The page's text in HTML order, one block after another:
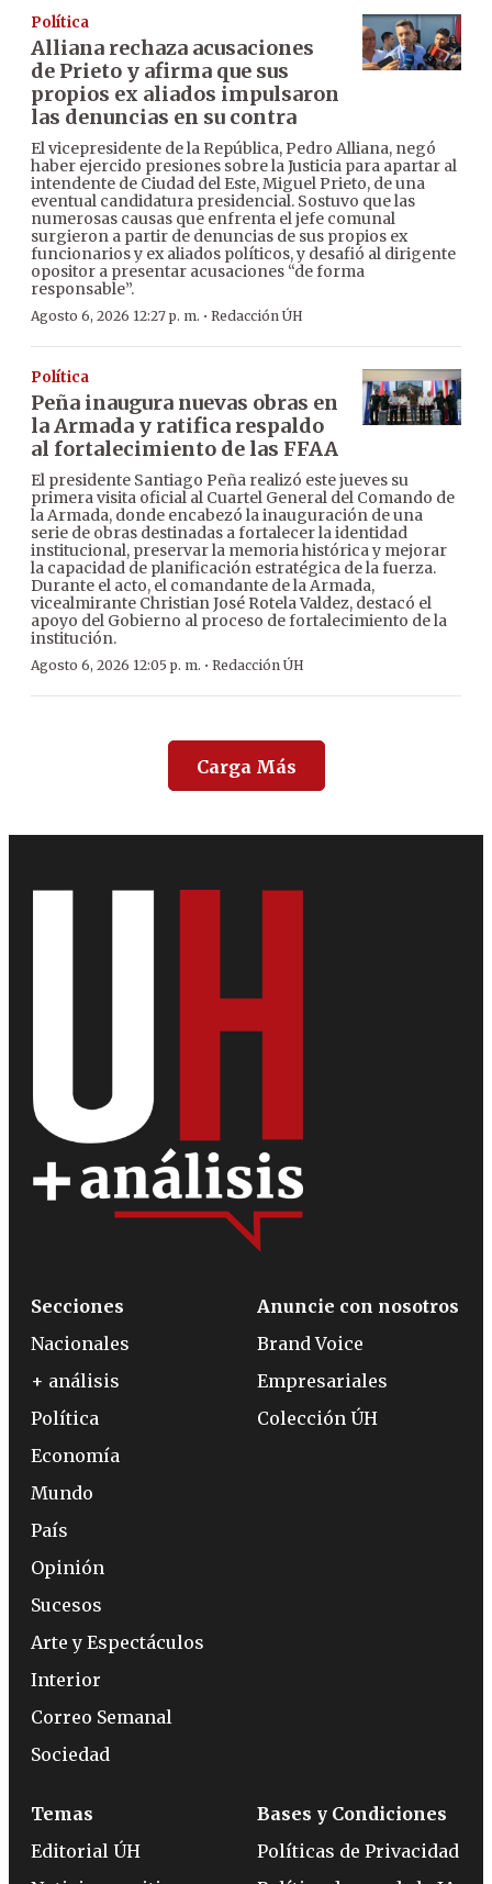
Política
Alliana rechaza acusaciones
de Prieto y afirma que sus
propios ex aliados impulsaron
las denuncias en su contra
El vicepresidente de la República, Pedro Alliana, negó
haber ejercido presiones sobre la Justicia para apartar al
intendente de Ciudad del Este, Miguel Prieto, de una
eventual candidatura presidencial. Sostuvo que las
numerosas causas que enfrenta el jefe comunal
surgieron a partir de denuncias de sus propios ex
funcionarios y ex aliados políticos, y desafió al dirigente
opositor a presentar acusaciones “de forma
responsable”.
Agosto 6, 2026 12:27 p. m. · Redacción ÚH
Política
Peña inaugura nuevas obras en
la Armada y ratifica respaldo
al fortalecimiento de las FFAA
El presidente Santiago Peña realizó este jueves su
primera visita oficial al Cuartel General del Comando de
la Armada, donde encabezó la inauguración de una
serie de obras destinadas a fortalecer la identidad
institucional, preservar la memoria histórica y mejorar
la capacidad de planificación estratégica de la fuerza.
Durante el acto, el comandante de la Armada,
vicealmirante Christian José Rotela Valdez, destacó el
apoyo del Gobierno al proceso de fortalecimiento de la
institución.
Agosto 6, 2026 12:05 p. m. · Redacción ÚH
Carga Más
Secciones
Nacionales
+ análisis
Política
Economía
Mundo
País
Opinión
Sucesos
Arte y Espectáculos
Interior
Correo Semanal
Sociedad
Anuncie con nosotros
Brand Voice
Empresariales
Colección ÚH
Temas
Editorial ÚH
Bases y Condiciones
Políticas de Privacidad